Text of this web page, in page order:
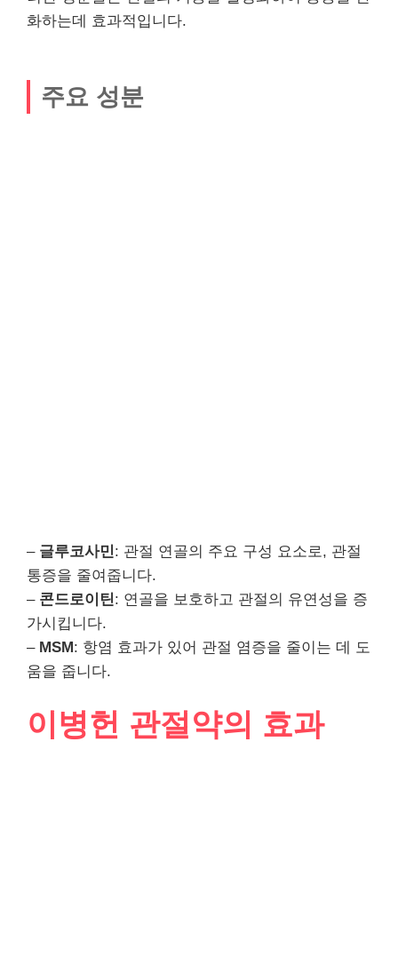
화하는데 효과적입니다.
주요 성분
– 글루코사민: 관절 연골의 주요 구성 요소로, 관절
통증을 줄여줍니다.
– 콘드로이틴: 연골을 보호하고 관절의 유연성을 증
가시킵니다.
– MSM: 항염 효과가 있어 관절 염증을 줄이는 데 도
움을 줍니다.
이병헌 관절약의 효과